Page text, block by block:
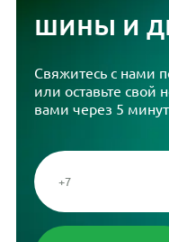
шины и
Свяжитесь с нами
или оставьте свой
вами через 5 минут